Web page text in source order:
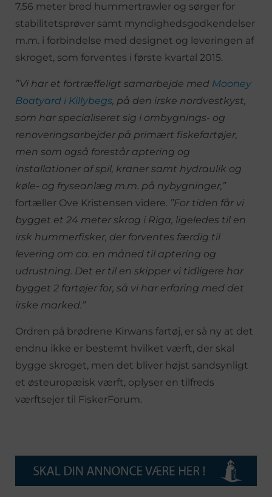
7,56 meter bred hummertrawler og sørger for
stabilitetsprøver samt myndighedsgodkendelser
m.m. i forbindelse med designet og leveringen af
skroget, som forventes i første kvartal 2015.
”Vi har et fortræffeligt samarbejde med Mooney
Boatyard i Killybegs, på den irske nordvestkyst,
som har specialiseret sig i ombygnings- og
renoveringsarbejder på primært fiskefartøjer,
men som også forestår aptering og
installationer af spil, kraner samt hydraulik og
køle- og fryseanlæg m.m. på nybygninger,”
fortæller Ove Kristensen videre. ”For tiden får vi
bygget et 24 meter skrog i Riga, ligeledes til en
irsk hummerfisker, der forventes færdig til
levering om ca. en måned til aptering og
udrustning. Det er til en skipper vi tidligere har
bygget 2 fartøjer for, så vi har erfaring med det
irske marked.”
Ordren på brødrene Kirwans fartøj, er så ny at det
endnu ikke er bestemt hvilket værft, der skal
bygge skroget, men det bliver højst sandsynligt
et østeuropæisk værft, oplyser en tilfreds
værftsejer til FiskerForum.